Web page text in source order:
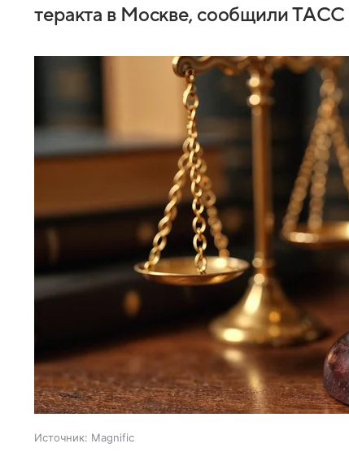
теракта в Москве, сообщили ТАСС
Источник: Magnific